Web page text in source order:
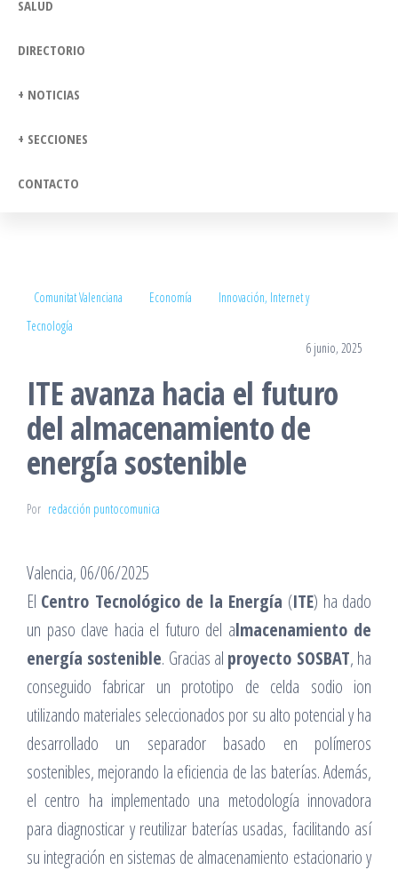
SALUD
DIRECTORIO
+ NOTICIAS
+ SECCIONES
CONTACTO
Comunitat Valenciana Economía
Innovación, Internet y
Tecnología
6 junio, 2025
ITE avanza hacia el futuro
del almacenamiento de
energía sostenible
Por redacción puntocomunica
Valencia, 06/06/2025
El Centro Tecnológico de la Energía (ITE) ha dado
un paso clave hacia el futuro del almacenamiento de
energía sostenible. Gracias al proyecto SOSBAT, ha
conseguido fabricar un prototipo de celda sodio ion
utilizando materiales seleccionados por su alto potencial y ha
desarrollado un separador basado en polímeros
sostenibles, mejorando la eficiencia de las baterías. Además,
el centro ha implementado una metodología innovadora
para diagnosticar y reutilizar baterías usadas, facilitando así
su integración en sistemas de almacenamiento estacionario y